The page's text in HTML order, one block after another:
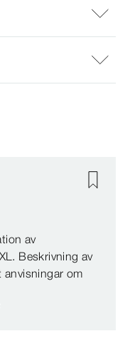
av
Beskrivning av
om